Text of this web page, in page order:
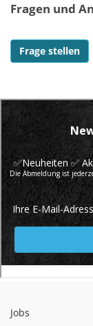
Fragen und
Frage stellen
Jobs